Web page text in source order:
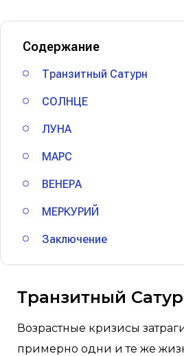
Содержание
Транзитный Сатурн
СОЛНЦЕ
ЛУНА
МАРС
ВЕНЕРА
МЕРКУРИЙ
Заключение
Транзитный
Возрастные кризисы
примерно одни и те же